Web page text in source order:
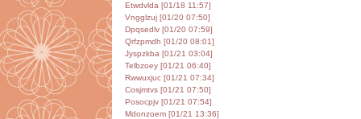
Etwdvlda [01/18 11:57]
Vngglzuj [01/20 07:50]
Dpqsedlv [01/20 07:59]
Qrfzpmdh [01/20 08:01]
Jyspzkba [01/21 03:04]
Telbzoey [01/21 06:40]
Rwwuxjuc [01/21 07:34]
Cosjmtvs [01/21 07:50]
Posocpjv [01/21 07:54]
Mdonzoem [01/21 13:36]